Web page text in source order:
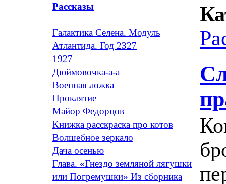
Рассказы
Галактика Селена. Модуль
Атлантида. Год 2327
1927
Дюймовочка-а-а
Военная ложка
Проклятие
Майор Федорцов
Книжка расскраска про котов
Волшебное зеркало
Дача осенью
Глава. «Гнездо земляной лягушки
или Погремушки» Из сборника